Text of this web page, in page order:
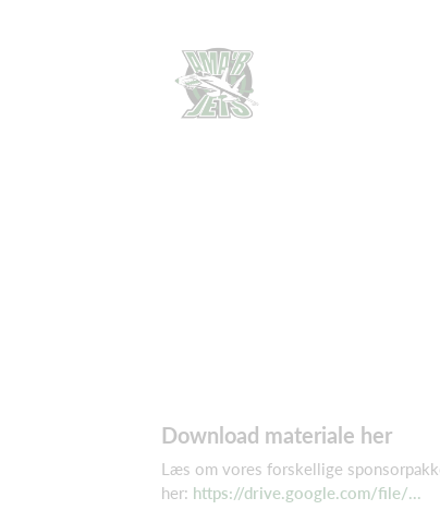
Download materiale her
Læs om vores forskellige
her: https://drive.google.com/file/...